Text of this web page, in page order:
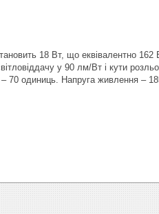
18 Вт, що еквівалентно
у 90 лм/Вт і кути
70 одиниць. Напруга живлення –